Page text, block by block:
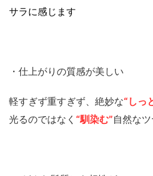
サラに感じます
・仕上がりの質感が美しい
軽すぎず重すぎず、絶妙な“しっ
光るのではなく “馴染む”自然なツ